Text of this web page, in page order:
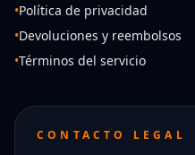
•Política de privacidad
•Devoluciones y reembolsos
•Términos del servicio
CONTACTO LEGAL